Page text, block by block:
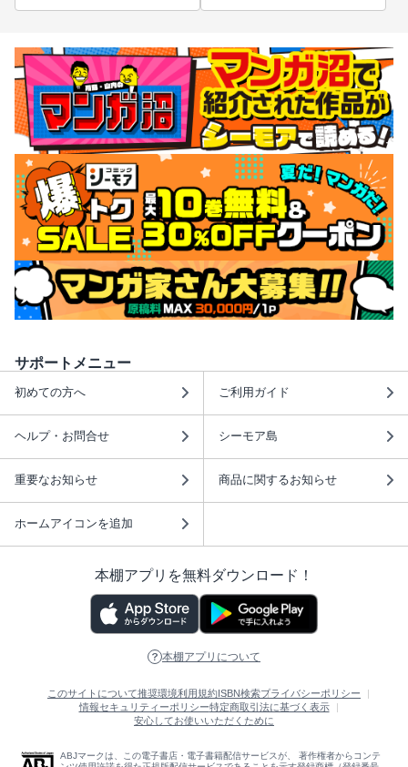
サポートメニュー
初めての方へ ご利用ガイド
ヘルプ・お問合せ シーモア島
重要なお知らせ 商品に関するお知らせ
ホームアイコンを追加
本棚アプリを無料ダウンロード！
本棚アプリについて
このサイトについて推奨環境利用規約 ISBN検索プライバシーポリシー
情報セキュリティーポリシー特定商取引法に基づく表示
安心してお使いいただくために
ABJマークは、この電子書店・電子書籍配信サービスが、 著作権者からコンテ